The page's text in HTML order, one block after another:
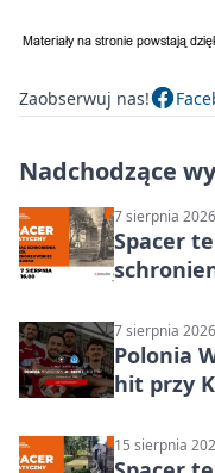
Zaobserwuj nas!
Nadchodzące
7 sierpnia
Spacer
7 sierpnia
Polonia
hit przy
15 sierpnia